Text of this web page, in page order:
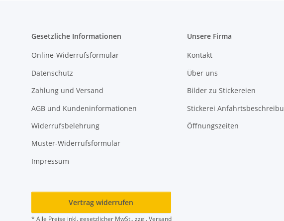
Gesetzliche Informationen
Online-Widerrufsformular
Datenschutz
Zahlung und Versand
AGB und Kundeninformationen
Widerrufsbelehrung
Muster-Widerrufsformular
Impressum
Unsere Firma
Kontakt
Über uns
Bilder zu Stickereien
Stickerei
Öffnungszeiten
Vertrag widerrufen
* Alle Preise inkl. gesetzlicher MwSt., zzgl.Versand